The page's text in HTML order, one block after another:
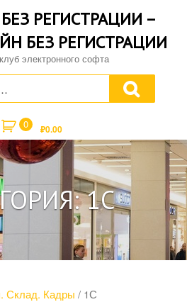
РЕГИСТРАЦИИ –
БЕЗ РЕГИСТРАЦИИ
электронного софта
0 ₽0.00
1С
Склад. Кадры / 1С